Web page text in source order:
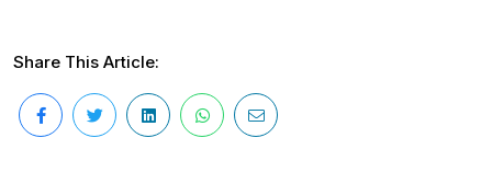
Share This Article: